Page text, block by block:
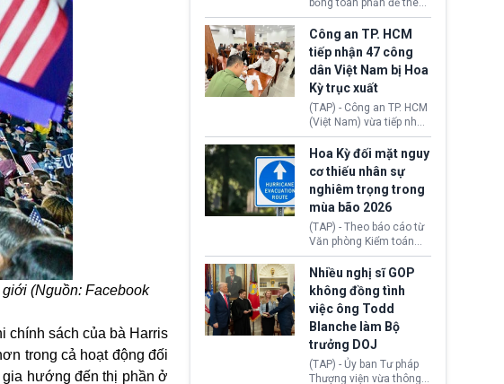
(Nguồn: Facebook
chính sách của bà Harris
trong cả hoạt động đối
gia hướng đến thị phần ở
lượng, kéo giá dầu thế
giới lùi sâu xuống dưới
mức 80 USD/thùng.
bổng toàn phần để theo
học chương trình thạc sĩ
tại Vương quốc Anh đã
chính thức quay trở lại.
Học bổng Chevening
2027/28 của Chính phủ
Anh vừa mở cổng ứng
tuyển dành riêng ứng
viên Việt Nam, hỗ trợ
toàn bộ chi phí học tập
cùng nhiều quyền lợi
trong suốt một năm
học.
Công an TP. HCM
tiếp nhận 47 công
dân Việt Nam bị Hoa
Kỳ trục xuất
(TAP) - Công an TP. HCM
(Việt Nam) vừa tiếp nhận
47 công dân Việt Nam bị
Hoa Kỳ trục xuất về
nước. Đây là đợt có số
lượng lớn nhất từ đầu
năm 2026 đến nay, phản
ánh xu hướng gia tăng
các trường hợp trục
xuất.
Hoa Kỳ đối mặt nguy
cơ thiếu nhân sự
nghiêm trọng trong
mùa bão 2026
(TAP) - Theo báo cáo từ
Văn phòng Kiểm toán
Chính phủ (GAO), Cơ
quan Quản lý Khẩn cấp
Liên bang (FEMA) thuộc
Bộ An ninh Nội địa Hoa
Kỳ (DHS) đang đối mặt
nguy cơ thiếu hụt lực
lượng trầm trọng. Điều
này cần được đặc biệt
chú ý bởi nếu các siêu
Nhiều nghị sĩ GOP
không đồng tình
việc ông Todd
Blanche làm Bộ
trưởng DOJ
(TAP) - Ủy ban Tư pháp
Thượng viện vừa thông